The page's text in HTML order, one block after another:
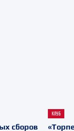
сборов
КЛУБ